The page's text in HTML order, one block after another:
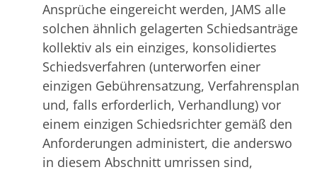
Ansprüche eingereicht werden, JAMS alle
solchen ähnlich gelagerten Schiedsanträge
kollektiv als ein einziges, konsolidiertes
Schiedsverfahren (unterworfen einer
einzigen Gebührensatzung, Verfahrensplan
und, falls erforderlich, Verhandlung) vor
einem einzigen Schiedsrichter gemäß den
Anforderungen administert, die anderswo
in diesem Abschnitt umrissen sind,